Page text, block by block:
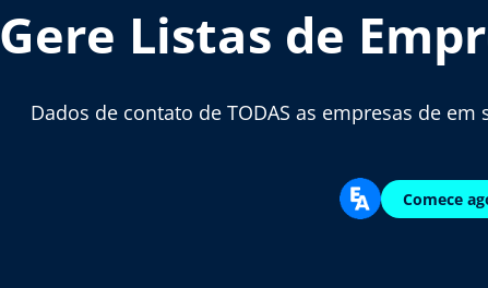
Gere Listas de
Dados de contato de TODAS as empresas de
Comece